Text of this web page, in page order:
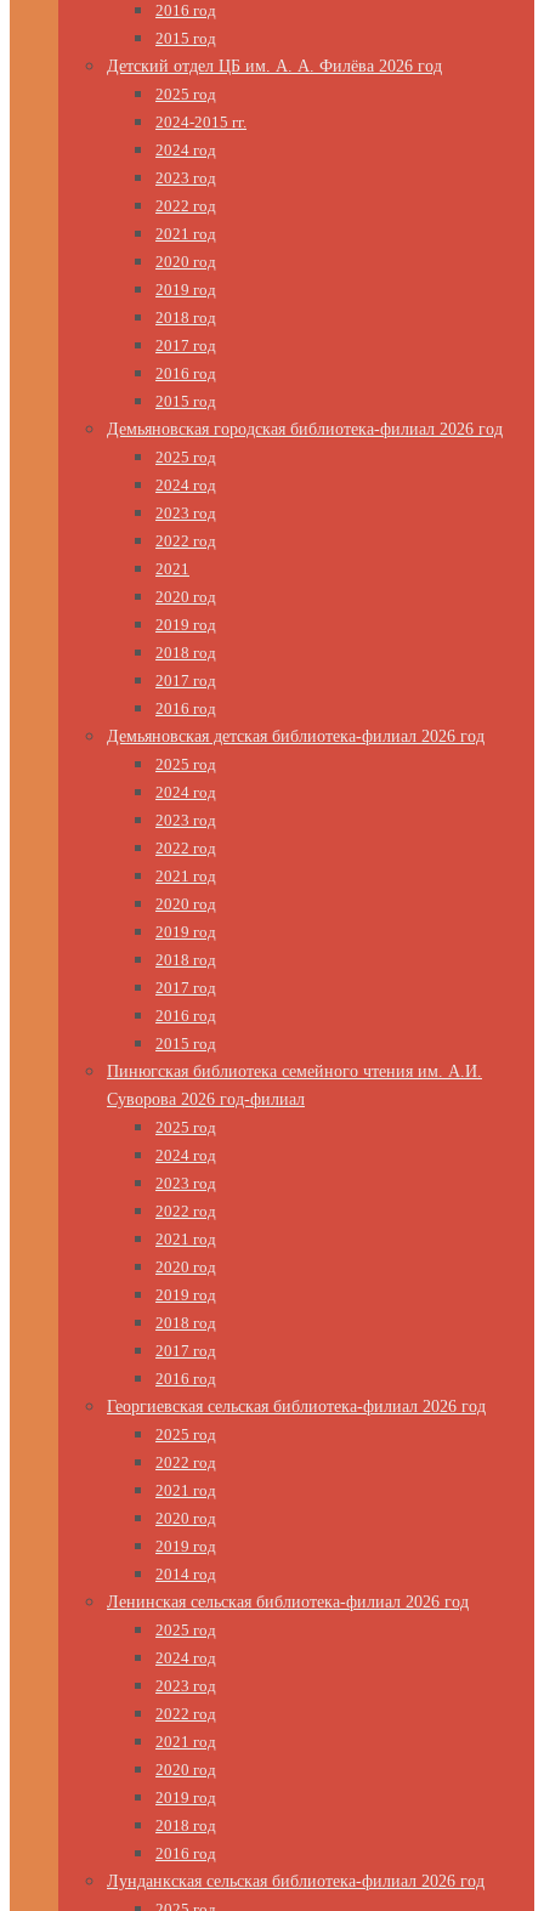
2016 год
2015 год
Детский отдел ЦБ им. А. А. Филёва 2026 год
2025 год
2024-2015 гг.
2024 год
2023 год
2022 год
2021 год
2020 год
2019 год
2018 год
2017 год
2016 год
2015 год
Демьяновская городская библиотека-филиал 2026 год
2025 год
2024 год
2023 год
2022 год
2021
2020 год
2019 год
2018 год
2017 год
2016 год
Демьяновская детская библиотека-филиал 2026 год
2025 год
2024 год
2023 год
2022 год
2021 год
2020 год
2019 год
2018 год
2017 год
2016 год
2015 год
Пинюгская библиотека семейного чтения им. А.И.
Суворова 2026 год-филиал
2025 год
2024 год
2023 год
2022 год
2021 год
2020 год
2019 год
2018 год
2017 год
2016 год
Георгиевская сельская библиотека-филиал 2026 год
2025 год
2022 год
2021 год
2020 год
2019 год
2014 год
Ленинская сельская библиотека-филиал 2026 год
2025 год
2024 год
2023 год
2022 год
2021 год
2020 год
2019 год
2018 год
2016 год
Лунданкская сельская библиотека-филиал 2026 год